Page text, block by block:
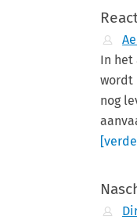
In het
wordt
nog